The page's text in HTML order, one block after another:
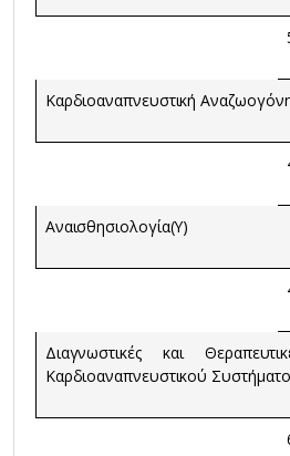
Καρδιοαναπνευστική
Αναισθησιολογία(Υ)
Διαγνωστικές και
Καρδιοαναπνευστικού